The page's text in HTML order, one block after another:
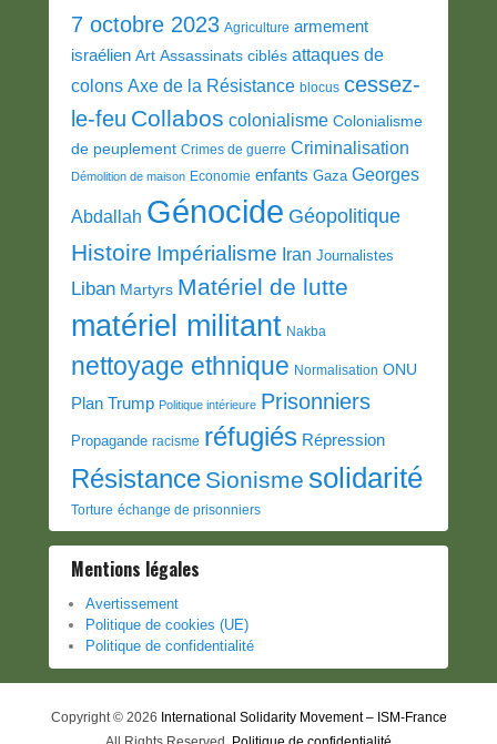
7 octobre 2023 Agriculture armement
israélien Art Assassinats ciblés attaques de
colons Axe de la Résistance blocus cessez-
le-feu Collabos colonialisme Colonialisme
de peuplement Crimes de guerre Criminalisation
Démolition de maison Economie enfants Gaza Georges
Abdallah Génocide Géopolitique
Histoire Impérialisme Iran Journalistes
Liban Martyrs Matériel de lutte
matériel militant Nakba
nettoyage ethnique Normalisation ONU
Plan Trump Politique intérieure Prisonniers
Propagande racisme réfugiés Répression
Résistance Sionisme solidarité
Torture échange de prisonniers
Mentions légales
Avertissement
Politique de cookies (UE)
Politique de confidentialité
Copyright © 2026 International Solidarity Movement – ISM-France